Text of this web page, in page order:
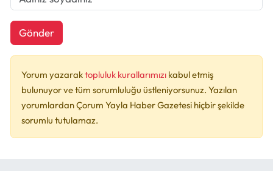
Gönder
Yorum yazaraktopluluk kurallarımızı kabul etmiş
bulunuyor ve tüm sorumluluğu üstleniyorsunuz. Yazılan
yorumlardan Çorum Yayla Haber Gazetesi hiçbir şekilde
sorumlu tutulamaz.